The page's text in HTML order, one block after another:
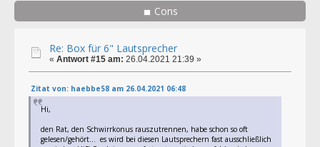
Cons
Re: Box für 6" Lautsprecher
« Antwort #15 am: 26.04.2021 21:39 »
Zitat von: haebbe58 am 26.04.2021 06:48
Hi,
den Rat, den Schwirrkonus rauszutrennen, habe schon so oft
gelesen/gehört... es wird bei diesen Lautsprechern fast ausschließlich